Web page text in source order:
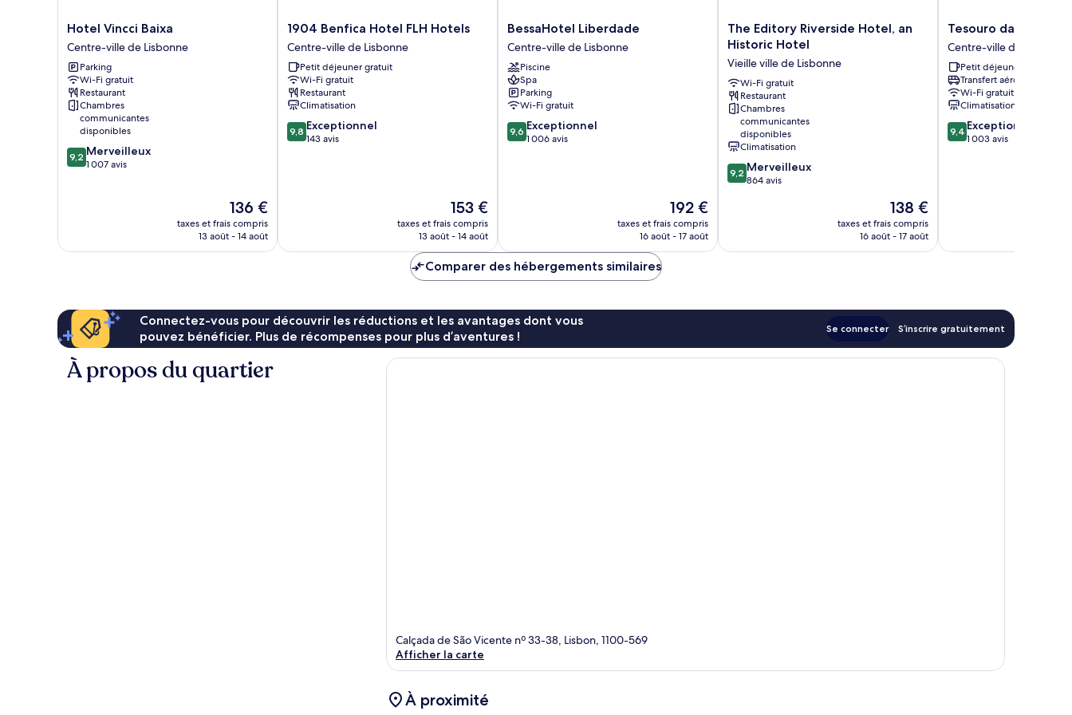
Hotel
Vincci
Baixa
Centre-
ville
de
Lisbonne
Hotel Vincci Baixa
Centre-ville de Lisbonne
Parking
Wi-Fi gratuit
Restaurant
Chambres
communicantes
disponibles
9.2
sur
9,2 Merveilleux
1 007 avis
Le
nouveau
prix
136 €
taxes et frais compris
13 août - 14 août
1904
Benfica
Hotel
FLH
Hotels
Centre-
ville
de
Lisbonne
1904 Benfica Hotel FLH Hotels
Centre-ville de Lisbonne
Petit déjeuner gratuit
Wi-Fi gratuit
Restaurant
Climatisation
9.8
sur
9,8 Exceptionnel
143 avis
Le
nouveau
prix
de
153 €
153 €
taxes et frais compris
13 août - 14 août
BessaHotel
Liberdade
Centre-
ville
de
Lisbonne
BessaHotel Liberdade
Centre-ville de Lisbonne
Piscine
Spa
Parking
Wi-Fi gratuit
9.6
sur
9,6 Exceptionnel
1 006 avis
Le
nouveau
prix
192 €
taxes et frais compris
16 août - 17 août
The
Editory
Hotel,
an
Historic
Hotel
Vieille
ville
de
Lisbonne
The Editory Riverside Hotel, an
Historic Hotel
Vieille ville de Lisbonne
Wi-Fi gratuit
Restaurant
Chambres
communicantes
disponibles
Climatisation
9.2
sur
9,2 Merveilleux
864 avis
Le
nouveau
prix
138 €
taxes et frais compris
16 août - 17 août
Tesouro
da
Baixa
by
Shiadu
Centre-
ville
de
Lisbonne
Tesouro da Baixa by
Centre-ville de Lisbonne
Petit déjeuner gratuit
Transfert aéroport
Wi-Fi gratuit
Climatisation
9.4
sur
9,4 Exceptionnel
1 003 avis
Comparer des hébergements similaires
Connectez-vous pour découvrir les réductions et les avantages dont vous
pouvez bénéficier. Plus de récompenses pour plus d’aventures !
Se connecter S’inscrire gratuitement
À propos du quartier
Calçada de São Vicente nº 33-38, Lisbon, 1100-569
Afficher la carte
À proximité